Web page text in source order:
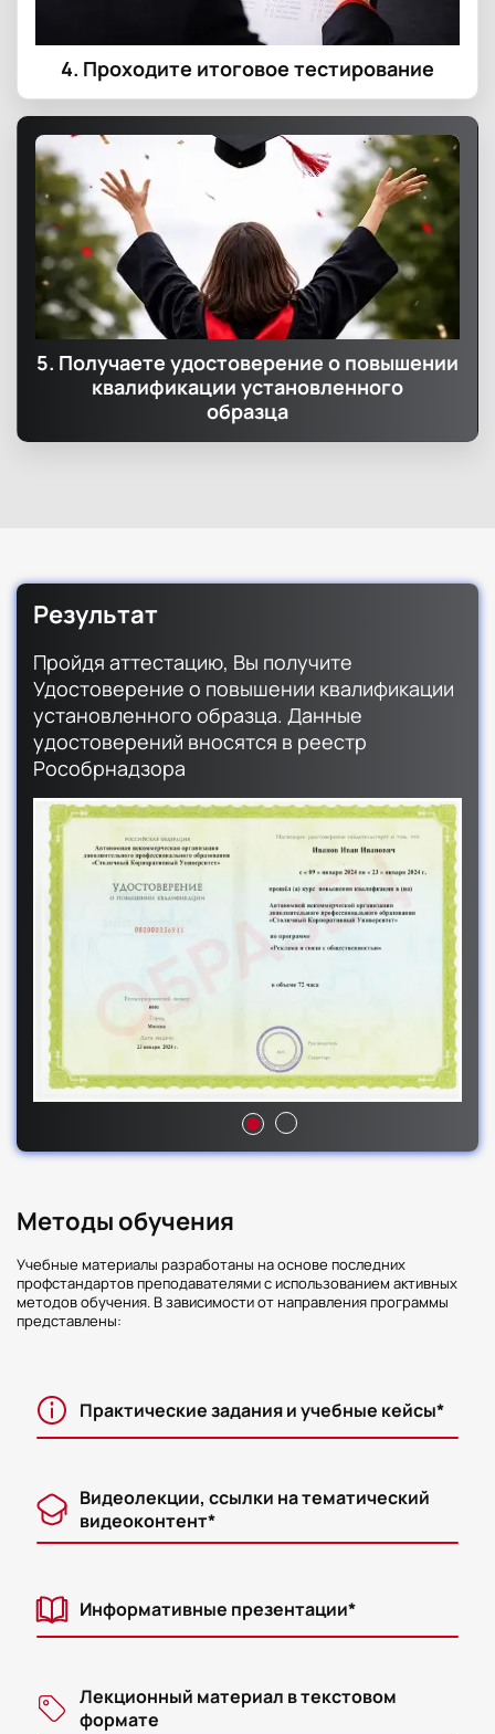
4. Проходите итоговое тестирование
5. Получаете удостоверение о повышении
квалификации установленного
образца
Результат
Пройдя аттестацию, Вы получите
Удостоверение о повышении квалификации
установленного образца. Данные
удостоверений вносятся в реестр
Рособрнадзора
Методы обучения
Учебные материалы разработаны на основе последних
профстандартов преподавателями с использованием активных
методов обучения. В зависимости от направления программы
представлены:
Практические задания и учебные кейсы*
Видеолекции, ссылки на тематический
видеоконтент*
Информативные презентации*
Лекционный материал в текстовом
формате